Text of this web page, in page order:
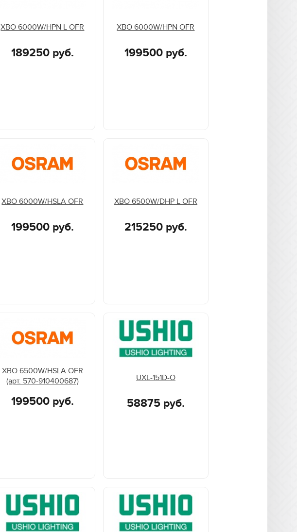
XBO 6000W/HPN L OFR
189250 руб.
XBO 6000W/HPN OFR
199500 руб.
XBO 6000W/HSLA OFR
199500 руб.
XBO 6500W/DHP L OFR
215250 руб.
XBO 6500W/HSLA OFR
(арт. 570-910400687)
199500 руб.
UXL-151D-O
58875 руб.